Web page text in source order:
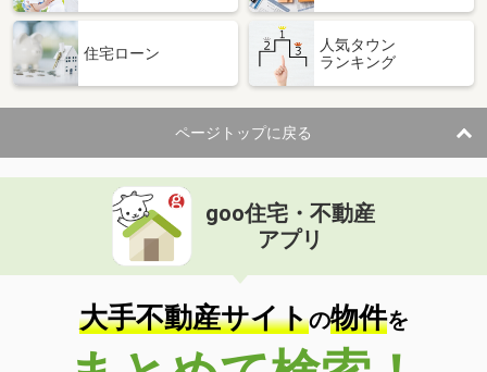
住宅ローン
人気タウン
ランキング
ページトップに戻る
goo住宅・不動産
アプリ
大手不動産サイトの物件を